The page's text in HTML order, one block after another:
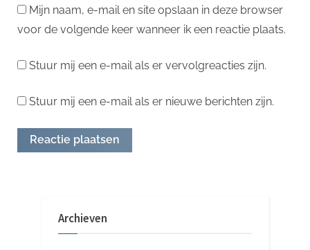
Mijn naam, e-mail en site opslaan in deze browser
voor de volgende keer wanneer ik een reactie plaats.
Stuur mij een e-mail als er vervolgreacties zijn.
Stuur mij een e-mail als er nieuwe berichten zijn.
Archieven